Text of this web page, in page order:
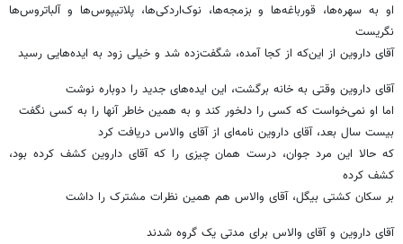
او به سهره‌ها، قورباغه‌ها و بزمجه‌ها، نوک‌اردکی‌ها، پلاتیپوس‌ها و آلباتروس‌ها
نگریست
آقای داروین از این‌که از کجا آمده، شگفت‌زده شد و خیلی زود به ایده‌هایی رسید
آقای داروین وقتی به خانه برگشت، این ایده‌های جدید را دوباره نوشت
اما او نمی‌خواست که کسی را دلخور کند و به همین خاطر آنها را به کسی نگفت
بیست سال بعد، آقای داروین نامه‌ای از آقای والاس دریافت کرد
که حالا این مرد جوان، درست همان چیزی را که آقای داروین کشف کرده بود،
کشف کرده
بر سکان کشتی بیگل، آقای والاس هم همین نظرات مشترک را داشت
آقای داروین و آقای والاس برای مدتی یک گروه شدند